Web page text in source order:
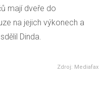
mají dveře do
na jejich výkonech a
Dinda.
Zdroj: Mediafax